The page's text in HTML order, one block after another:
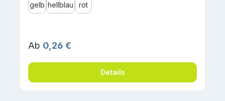
gelb hellblau rot
Regulärer Preis:
Ab 0,26 €
Details